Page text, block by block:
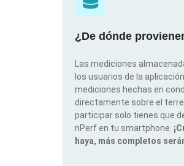
¿De dónde
Las mediciones
los usuarios de la
mediciones hechas en
directamente sobre el
participar solo tienes que
nPerf en tu smartphone.
haya, más completos